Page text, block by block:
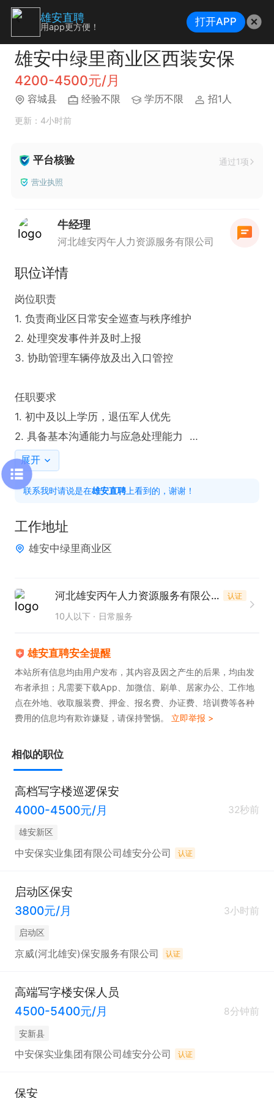
雄安中绿里商业区西装安保
4200-4500元/月
容城县 经验不限 学历不限 招1人
更新：4小时前
平台核验 通过1项
营业执照
牛经理
河北雄安丙午人力资源服务有限公司
职位详情
岗位职责
1. 负责商业区日常安全巡查与秩序维护
2. 处理突发事件并及时上报
3. 协助管理车辆停放及出入口管控
任职要求
1. 初中及以上学历，退伍军人优先
2. 具备基本沟通能力与应急处理能力
3. 熟悉安保设备操作，有相关经验者优先
展开
联系我时请说是在雄安直聘 上看到的，谢谢！
工作地址
雄安中绿里商业区
河北雄安丙午人力资源服务有限公司 认证
10人以下 日常服务
雄安直聘安全提醒
本站所有信息均由用户发布，其内容及因之产生的后果，均由发
布者承担；凡需要下载App、加微信、刷单、居家办公、工作地
点在外地、收取服装费、押金、报名费、办证费、培训费等各种
费用的信息均有欺诈嫌疑，请保持警惕。 立即举报 >
相似的职位
高档写字楼巡逻保安
4000-4500元/月
32秒前
雄安新区
中安保实业集团有限公司雄安分公司 认证
启动区保安
3800元/月
3小时前
启动区
京威(河北雄安)保安服务有限公司 认证
高端写字楼安保人员
4500-5400元/月
8分钟前
安新县
中安保实业集团有限公司雄安分公司 认证
保安
雄安直聘
用app更方便！ 打开APP